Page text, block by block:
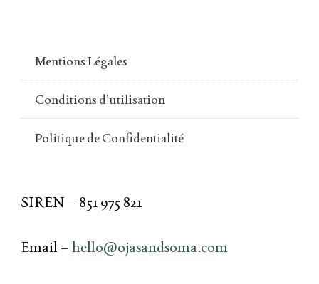
Mentions Légales
Conditions d’utilisation
Politique de Confidentialité
SIREN – 851 975 821
Email –hello@ojasandsoma.com